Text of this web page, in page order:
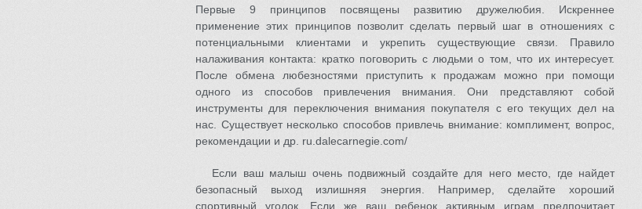
Первые 9 принципов посвящены развитию дружелюбия. Искреннее
применение этих принципов позволит сделать первый шаг в отношениях с
потенциальными клиентами и укрепить существующие связи. Правило
налаживания контакта: кратко поговорить с людьми о том, что их интересует.
После обмена любезностями приступить к продажам можно при помощи
одного из способов привлечения внимания. Они представляют собой
инструменты для переключения внимания покупателя с его текущих дел на
нас. Существует несколько способов привлечь внимание: комплимент, вопрос,
рекомендации и др. ru.dalecarnegie.com/
Если ваш малыш очень подвижный создайте для него место, где найдет
безопасный выход излишняя энергия. Например, сделайте хороший
спортивный уголок. Если же ваш ребенок активным играм предпочитает